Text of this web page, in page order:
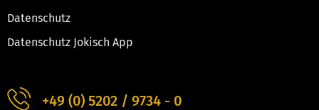
Datenschutz
Datenschutz Jokisch App
+49 (0) 5202 / 9734 - 0